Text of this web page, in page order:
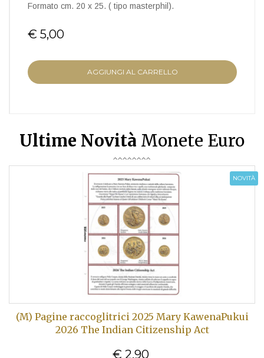
Formato cm. 20 x 25. ( tipo masterphil).
€ 5,00
AGGIUNGI AL CARRELLO
Ultime Novità Monete Euro
NOVITÀ
(M) Pagine raccoglitrici 2025 Mary KawenaPukui
2026 The Indian Citizenship Act
€ 2,90